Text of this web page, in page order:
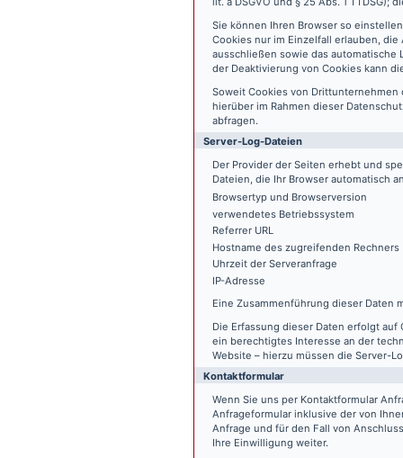
Sie können Ihren Browser so
Cookies nur im Einzelfall erlauben,
ausschließen sowie das automatische
der Deaktivierung von Cookies kann
Soweit Cookies von
hierüber im Rahmen dieser
abfragen.
Server-Log-Dateien
Der Provider der Seiten erhebt und
Dateien, die Ihr Browser automatisch
Browsertyp und Browserversion
verwendetes Betriebssystem
Referrer URL
Hostname des zugreifenden Rechners
Uhrzeit der Serveranfrage
IP-Adresse
Eine Zusammenführung dieser Daten
Die Erfassung dieser Daten erfolgt auf
ein berechtigtes Interesse an der
Website – hierzu müssen die Server-
Kontaktformular
Wenn Sie uns per Kontaktformular
Anfrageformular inklusive der von
Anfrage und für den Fall von
Ihre Einwilligung weiter.